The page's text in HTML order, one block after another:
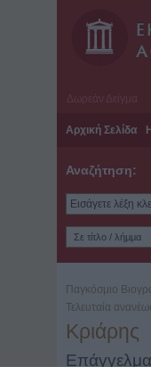
Αρχική Σελίδα
Αναζήτηση:
Παγκόσμιο
Τελευταία
Κριάρης